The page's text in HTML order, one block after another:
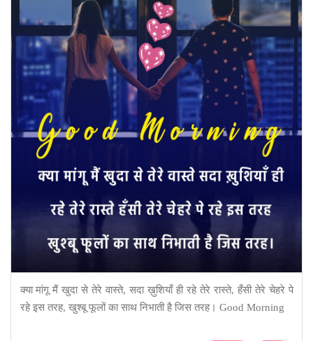
क्या मांगू मैं खुदा से तेरे वास्ते, सदा ख़ुशियाँ ही रहे तेरे रास्ते, हँसी तेरे चेहरे पे
रहे इस तरह, खुश्बू फूलों का साथ निभाती है जिस तरह। Good Morning